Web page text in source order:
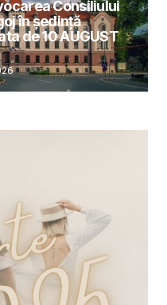
Consiliului
în şedinţă
de 10 AUGUST